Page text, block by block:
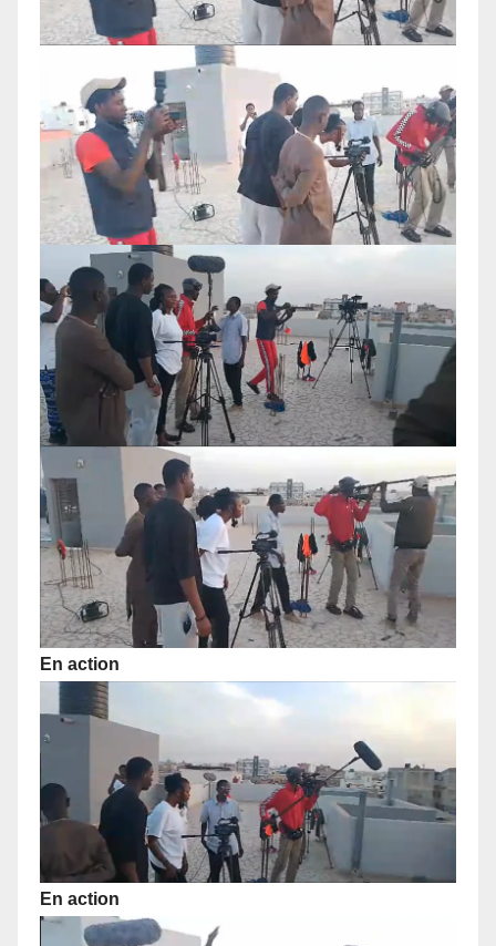
En action
En action